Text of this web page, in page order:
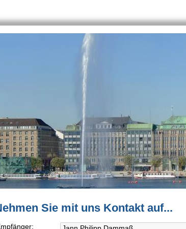
Sie mit uns Kontakt auf...